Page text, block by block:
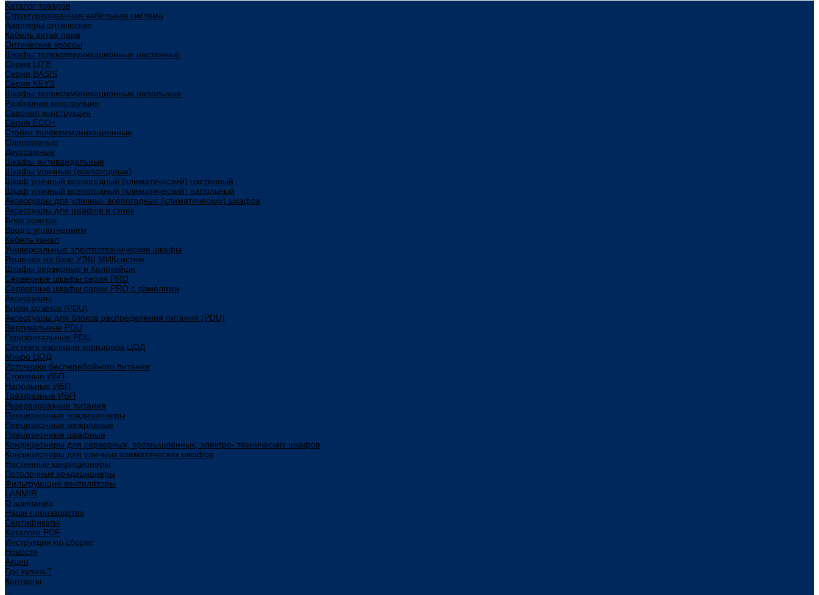
Каталог товаров
Структурированная кабельная система
Адаптеры оптические
Кабель витая пара
Оптические кроссы
Шкафы телекоммуникационные настенные
Cерия LITE
Cерия BASIS
Cерия KEYS
Шкафы телекоммуникационные напольные
Разборная конструкция
Сварная конструкция
Серия ECO+
Стойки телекоммуникационные
Однорамные
Двухрамные
Шкафы антивандальные
Шкафы уличные (всепогодные)
Шкаф уличный всепогодный (климатический) настенный
Шкаф уличный всепогодный (климатический) напольный
Аксессуары для уличных всепогодных (климатических) шкафов
Аксессуары для шкафов и стоек
Блок розеток
Ввод с уплотнением
Кабель канал
Универсальные электротехнические шкафы
Решения на базе УЭШ МИКсистем
Шкафы серверные и Колокейшн
Серверные шкафы серия PRO
Серверные шкафы серии PRO с ламелями
Аксессуары
Блоки розеток (PDU)
Аксессуары для блоков распределения питания (PDU)
Вертикальные PDU
Горизонтальные PDU
Система изоляции коридоров ЦОД
Микро ЦОД
Источники бесперебойного питания
Стоечные ИБП
Напольные ИБП
Трёхфазные ИБП
Резервирование питания
Прецизионные кондиционеры
Прецизионные межрядные
Прецизионные шкафные
Кондиционеры для серверных, промышленных, электро- технических шкафов
Кондиционеры для уличных климатических шкафов
Настенные кондиционеры
Потолочные кондиционеры
Фильтрующие вентиляторы
LANMIR
О компании
Наше производство
Сертификаты
Каталоги PDF
Инструкции по сборке
Новости
Акции
Где купить?
Контакты